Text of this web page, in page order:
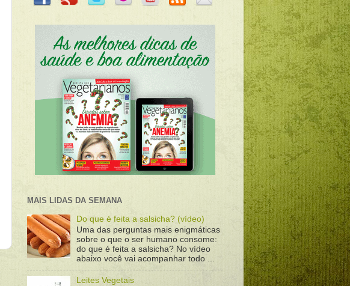
MAIS LIDAS DA SEMANA
Do que é feita a salsicha? (vídeo)
Uma das perguntas mais enigmáticas
sobre o que o ser humano consome:
do que é feita a salsicha? No vídeo
abaixo você vai acompanhar todo ...
Leites Vegetais